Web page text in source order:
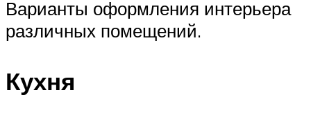
Варианты оформления интерьера
различных помещений.
Кухня